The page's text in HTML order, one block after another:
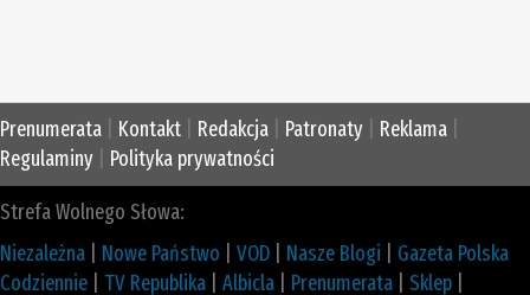
Prenumerata Kontakt Redakcja Patronaty Reklama
Regulaminy
Polityka prywatności
Strefa Wolnego Słowa:
Niezależna
Nowe Państwo VOD Nasze Blogi
Gazeta Polska
Codziennie
TV Republika Albicla Prenumerata Sklep